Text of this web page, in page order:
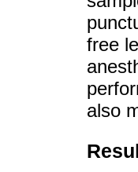
free
also